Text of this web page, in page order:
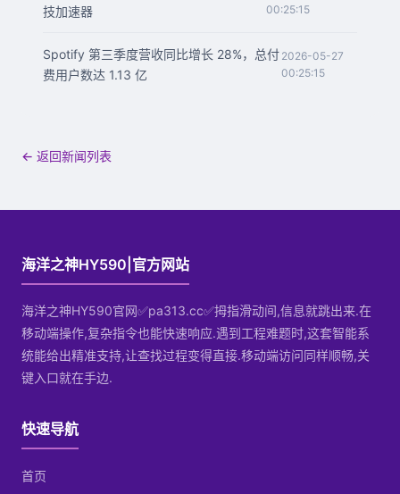
技加速器
00:25:15
Spotify 第三季度营收同比增长 28%，总付
费用户数达 1.13 亿
2026-05-27
00:25:15
← 返回新闻列表
海洋之神HY590|官方网站
海洋之神HY590官网✅pa313.cc✅拇指滑动间,信息就跳出来.在
移动端操作,复杂指令也能快速响应.遇到工程难题时,这套智能系
统能给出精准支持,让查找过程变得直接.移动端访问同样顺畅,关
键入口就在手边.
快速导航
首页